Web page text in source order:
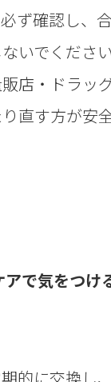
必ず確認し、
いでくださ
店・ドラッ
直す方が安全
で気をつけ